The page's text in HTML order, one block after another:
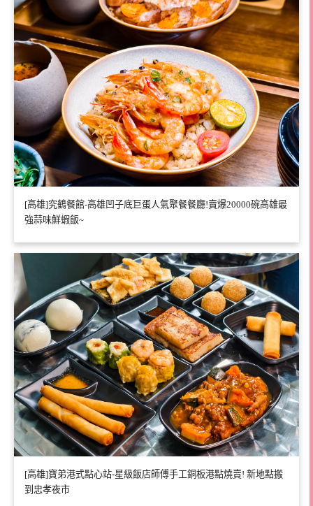
[高雄]究鶴餐館-高雄凹子底巨蛋人氣聚餐餐廳!賣爆20000碗高雄最
強蒜味鮮蝦飯~
[高雄]寶弟港式點心站-星級飯店師傅手工銅板港點燒賣! 新地點搬
到忠孝夜市